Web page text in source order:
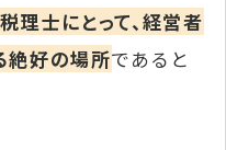
理士にとって、経営者
絶好の場所であると